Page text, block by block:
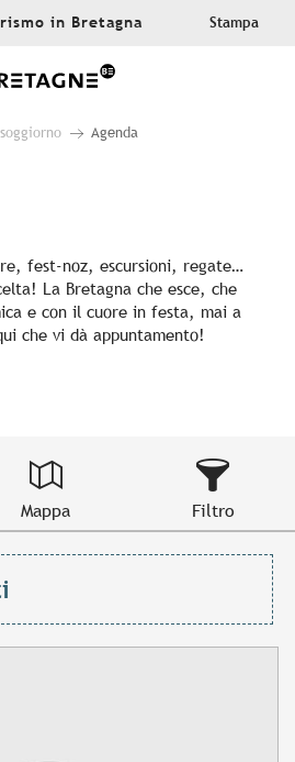
in Bretagna Stampa
Agenda
aux favoris
fest-noz, escursioni, regate…
La Bretagna che esce, che
e con il cuore in festa, mai a
che vi dà appuntamento!
Mappa Filtro